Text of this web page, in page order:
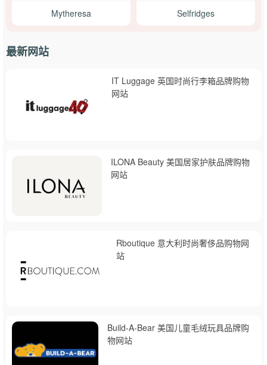
Mytheresa Selfridges
最新网站
IT Luggage 英国时尚行李箱品牌购物
网站
ILONA Beauty 美国居家护肤品牌购物
网站
Rboutique 意大利时尚奢侈品购物网
站
Build-A-Bear 美国儿童毛绒玩具品牌购
物网站